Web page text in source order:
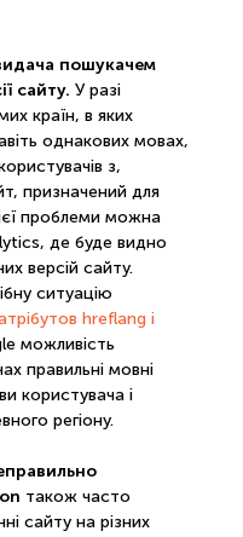
пошукачем
сайту. У разі
країн, в яких
однакових мовах,
з,
призначений для
проблеми можна
де буде видно
версій сайту.
ситуацію
hreflang і
можливість
правильні мовні
користувача і
регіону.
також часто
сайту на різних